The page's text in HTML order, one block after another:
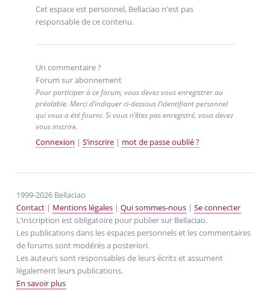
Cet espace est personnel, Bellaciao n'est pas
responsable de ce contenu.
Un commentaire ?
Forum sur abonnement
Pour participer à ce forum, vous devez vous enregistrer au
préalable. Merci d’indiquer ci-dessous l’identifiant personnel
qui vous a été fourni. Si vous n’êtes pas enregistré, vous devez
vous inscrire.
Connexion | S’inscrire| mot de passe oublié ?
1999-2026 Bellaciao
Contact| Mentions légales| Qui sommes-nous| Se connecter
L’inscription est obligatoire pour publier sur Bellaciao.
Les publications dans les espaces personnels et les commentaires
de forums sont modérés a posteriori.
Les auteurs sont responsables de leurs écrits et assument
légalement leurs publications.
En savoir plus